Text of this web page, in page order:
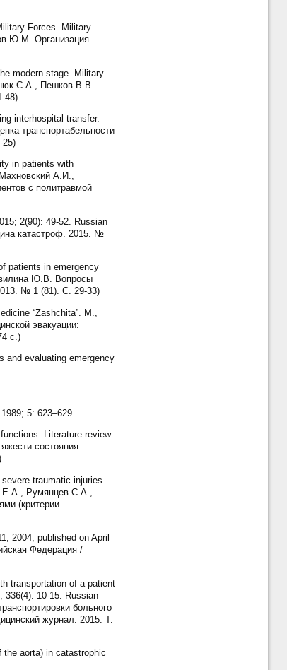
Forces. Military
Ю.М. Организация
modern stage. Military
С.А., Пешков В.В.
48)
interhospital transfer.
транспортабельности
25)
in patients with
А.И.,
с политравмой
2(90): 49-52. Russian
катастроф. 2015. №
patients in emergency
Ю.В. Вопросы
№ 1 (81). С. 29-33)
“Zashchita”. M.,
эвакуации:
с.)
and evaluating emergency
5: 623–629
Literature review.
состояния
traumatic injuries
Е.А., Румянцев С.А.,
(критерии
2004; published on April
Федерация /
transportation of a patient
336(4): 10-15. Russian
больного
журнал. 2015. Т.
aorta) in catastrophic